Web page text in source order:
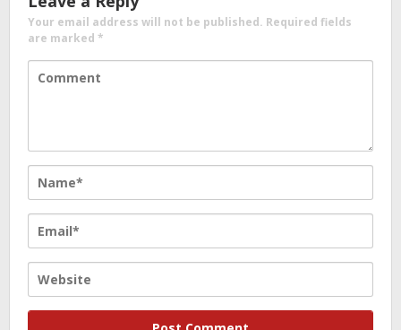
Your email address will not be published. Required fields
are marked *